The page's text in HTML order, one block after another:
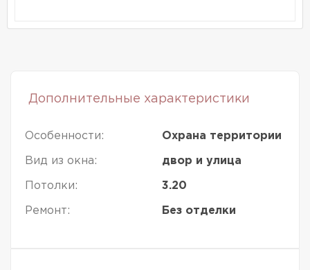
Дополнительные характеристики
Особенности: Охрана территории
Вид из окна: двор и улица
Потолки: 3.20
Ремонт: Без отделки